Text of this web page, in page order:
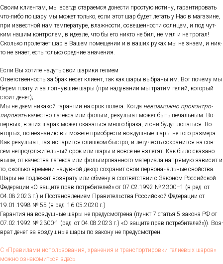
Сво­им кли­ен­там, мы всег­да ста­ра­ем­ся до­нес­ти прос­тую ис­ти­ну, га­ран­ти­ровать
что-ли­бо по ша­ру мы мо­жет толь­ко, ес­ли этот шар бу­дет ле­тать у Нас в ма­гази­не,
при из­вес­тной нам тем­пе­рату­ре, влаж­ности, ос­ве­щен­ности сол­нцем, и под чут­
ким на­шим кон­тро­лем, в иде­але, что бы его ник­то не бил, не мял и не тро­гал!
Сколь­ко про­лета­ет шар в Ва­шем по­меще­нии и в ва­ших ру­ках мы не зна­ем, и ник­
то не зна­ет, есть толь­ко сред­ние зна­чения.
Ес­ли Вы хо­тите на­дуть свои ша­рики ге­ли­ем
От­ветс­твен­ность за брак не­сет кли­ент, так как ша­ры выб­ра­ны им. Вот по­чему мы
бе­рем пла­ту и за лоп­нувшие ша­ры (при на­дува­нии мы тра­тим ге­лий, ко­торый
сто­ит де­нег);
Мы не да­ем ни­какой га­ран­тии на срок по­лета. Ког­да не­воз­можно про­кон­тро­
лиро­ватька­чес­тво ла­тек­са или фоль­ги, ре­зуль­тат мо­жет быть пе­чаль­ным. Во-
пер­вых, в этих ша­рах мо­жет ока­зать­ся мно­го бра­ка, и они бу­дут ло­пать­ся. Во-
вто­рых, по нез­на­нию вы мо­жете при­об­рести воз­душные ша­ры не то­го раз­ме­ра.
Как ре­зуль­тат, газ ис­па­рит­ся слиш­ком быс­тро, и ле­тучесть сох­ра­нит­ся на сов­
сем неп­ро­дол­жи­тель­ный срок или ша­ры и вов­се не взле­тят. Как бы­ло ска­зано
вы­ше, от ка­чес­тва ла­тек­са или фоль­ги­рован­но­го ма­тери­ала нап­ря­мую за­висит и
то, сколь­ко вре­мени на­дув­ной де­кор сох­ра­нит свои пер­во­началь­ные свой­ства.
Ша­ры не под­ле­жат воз­вра­ту или об­ме­ну в со­от­ветс­твии с За­коном Рос­сий­ской
Фе­дера­ции «О за­щите прав пот­ре­бите­лей» от 07.02.1992 № 2300–1 (в ред. от
04.08.2023 г.) и Пос­та­нов­ле­ни­ем Пра­витель­ства Рос­сий­ской Фе­дера­ции от
19.01.1998 № 55 (в ред. 16.05.2020 г.)
Га­ран­тия на воз­душные ша­ры не пре­дус­мотре­на (пункт 7 статья 5 за­кона РФ от
07.02.1992 № 2300-1 (ред. от 04.08.2023 г.) «О за­щите прав пот­ре­бите­лей»)). Воз­
врат де­нег за воз­душные ша­ры по за­кону не пре­дус­мотрен.
С «Пра­вила­ми ис­поль­зо­вания, хра­нения и тран­спор­ти­ров­ки ге­ли­евых ша­ров»
мож­но оз­на­комить­ся здесь.